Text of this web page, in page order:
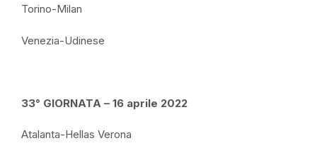
Torino-Milan
Venezia-Udinese
33° GIORNATA – 16 aprile 2022
Atalanta-Hellas Verona